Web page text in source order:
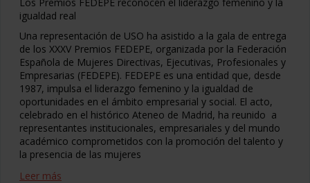
igualdad real
Una representación de USO ha asistido a la gala de entrega
de los XXXV Premios FEDEPE, organizada por la Federación
Española de Mujeres Directivas, Ejecutivas, Profesionales y
Empresarias (FEDEPE). FEDEPE es una entidad que, desde
1987, impulsa el liderazgo femenino y la igualdad de
oportunidades en el ámbito empresarial y social. El acto,
celebrado en el histórico Ateneo de Madrid, ha reunido a
representantes institucionales, empresariales y del mundo
académico comprometidos con la promoción del talento y
la presencia de las mujeres
Leer más